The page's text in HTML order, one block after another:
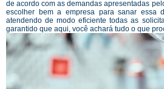
de acordo com as demandas apresentadas
escolher bem a empresa para sanar essa
atendendo de modo eficiente todas as
garantido que aqui, você achará tudo o que